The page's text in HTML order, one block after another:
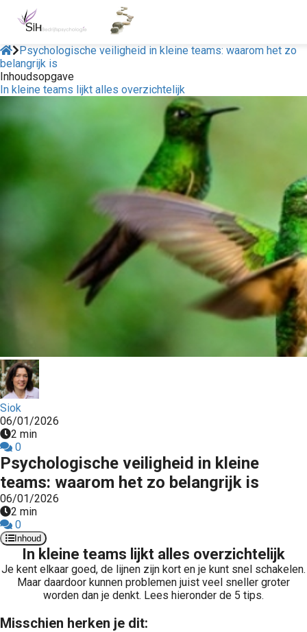
Psychologische veiligheid in kleine teams: waarom het zo
belangrijk is
Inhoudsopgave
In kleine teams lijkt alles overzichtelijk
Siok
06/01/2026
2 min
0
Psychologische veiligheid in kleine
teams: waarom het zo belangrijk is
06/01/2026
2 min
0
Inhoud
In kleine teams lijkt alles overzichtelijk
Je kent elkaar goed, de lijnen zijn kort en je kunt snel schakelen.
Maar daardoor kunnen problemen juist veel sneller groter
worden dan je denkt. Lees hieronder de 5 tips.
Misschien herken je dit: